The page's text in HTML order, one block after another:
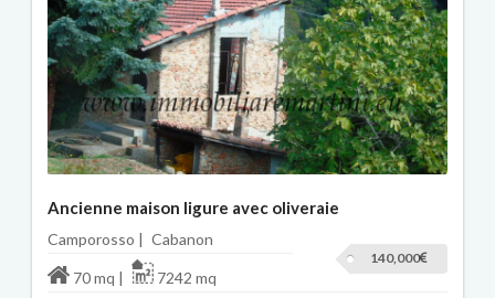
Ancienne maison ligure avec oliveraie
Camporosso | Cabanon
140,000
70 mq | 7242 mq